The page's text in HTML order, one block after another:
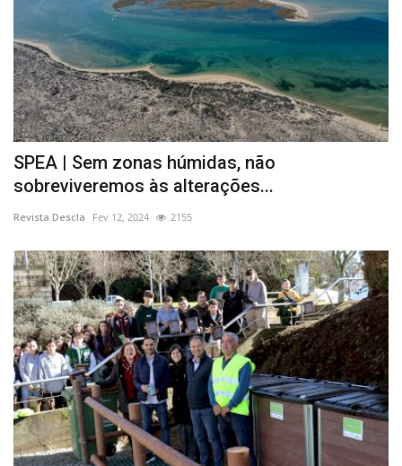
Cultura
Lazer
Ambiente
SPEA | Sem zonas húmidas, não
sobreviveremos às alterações...
Revista Descla Fev 12, 2024 2155